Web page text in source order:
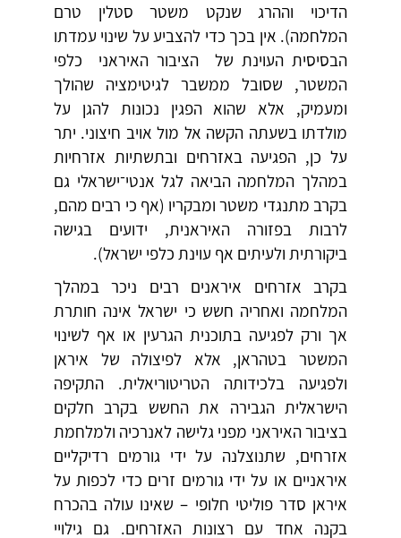
הדיכוי וההרג שנקט משטר סטלין טרם
המלחמה). אין בכך כדי להצביע על שינוי עמדתו
הבסיסית העוינת של הציבור האיראני כלפי
המשטר, שסובל ממשבר לגיטימציה שהולך
ומעמיק, אלא שהוא הפגין נכונות להגן על
מולדתו בשעתה הקשה אל מול אויב חיצוני. יתר
על כן, הפגיעה באזרחים ובתשתיות אזרחיות
במהלך המלחמה הביאה לגל אנטי־ישראלי גם
בקרב מתנגדי משטר ומבקריו (אף כי רבים מהם,
לרבות בפזורה האיראנית, ידועים בגישה
ביקורתית ולעיתים אף עוינת כלפי ישראל).
בקרב אזרחים איראנים רבים ניכר במהלך
המלחמה ואחריה חשש כי ישראל אינה חותרת
אך ורק לפגיעה בתוכנית הגרעין או אף לשינוי
המשטר בטהראן, אלא לפיצולה של איראן
ולפגיעה בלכידותה הטריטוריאלית. התקיפה
הישראלית הגבירה את החשש בקרב חלקים
בציבור האיראני מפני גלישה לאנרכיה ולמלחמת
אזרחים, שתנוצלנה על ידי גורמים רדיקליים
איראניים או על ידי גורמים זרים כדי לכפות על
איראן סדר פוליטי חלופי – שאינו עולה בהכרח
בקנה אחד עם רצונות האזרחים. גם גילויי